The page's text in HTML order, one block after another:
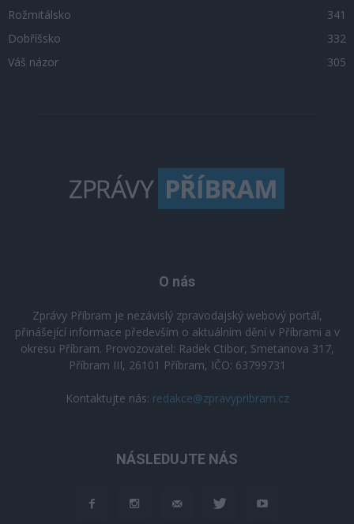
Rožmitálsko
341
Dobříšsko
332
Váš názor
305
O nás
Zprávy Příbram je nezávislý zpravodajský webový portál,
přinášející informace především o aktuálním dění v Příbrami a v
okresu Příbram. Provozovatel: Radek Ctibor, Smetanova 317,
Příbram III, 26101 Příbram, IČO: 63799731
Kontaktujte nás: redakce@zpravypribram.cz
NÁSLEDUJTE NÁS